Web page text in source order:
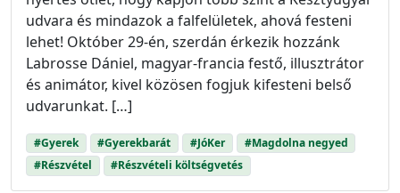
udvara és mindazok a falfelületek, ahová festeni
lehet! Október 29-én, szerdán érkezik hozzánk
Labrosse Dániel, magyar-francia festő, illusztrátor
és animátor, kivel közösen fogjuk kifesteni belső
udvarunkat. […]
#Gyerek #Gyerekbarát #JóKer
#Magdolna negyed
#Részvétel
#Részvételi költségvetés